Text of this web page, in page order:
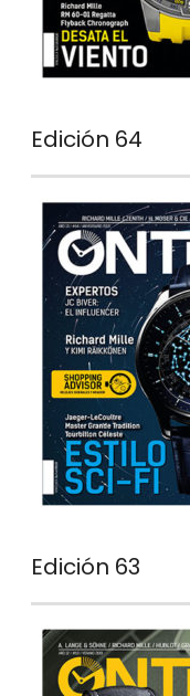
Edición 64
Edición 63